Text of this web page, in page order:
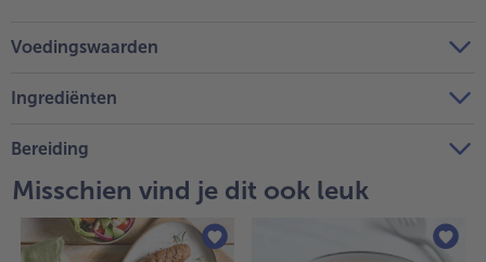
Voedingswaarden
Ingrediënten
Bereiding
Misschien vind je dit ook leuk